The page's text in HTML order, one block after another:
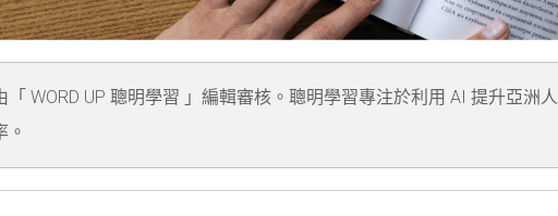
「 WORD UP 聰明學習 」編輯審核。聰明學習專注於利用 AI 提升亞洲人
。